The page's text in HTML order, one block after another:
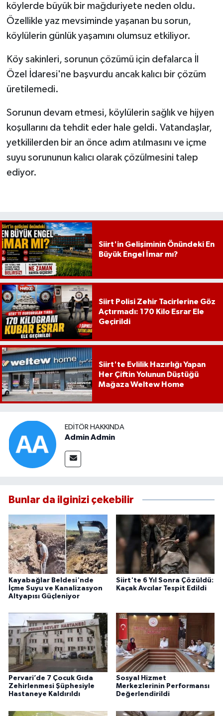
köylerde büyük bir mağduriyete neden oldu.
Özellikle yaz mevsiminde yaşanan bu sorun,
köylülerin günlük yaşamını olumsuz etkiliyor.
Köy sakinleri, sorunun çözümü için defalarca İl
Özel İdaresi'ne başvurdu ancak kalıcı bir çözüm
üretilemedi.
Sorunun devam etmesi, köylülerin sağlık ve hijyen
koşullarını da tehdit eder hale geldi. Vatandaşlar,
yetkililerden bir an önce adım atılmasını ve içme
suyu sorununun kalıcı olarak çözülmesini talep
ediyor.
Siirt'in Gelişiminin Önündeki En
Büyük Engel İmar mı?
Siirt Polisi Zehir Tacirlerine Göz
Açtırmadı: 170 Kilo Esrar Ele
Geçirildi
Siirt'te Evlilik Hazırlığı Yapan
Her Çiftin Yolunun Düştüğü
Mağaza Weltew Home
EDITÖR HAKKINDA
Admin Admin
Bunlar da ilginizi çekebilir
Kayabağlar Beldesi'nde
İçme Suyu ve Kanalizasyon
Altyapısı Güçleniyor
Siirt'te 6 Yıl Sonra Çözüldü:
Kaçak Avcılar Tespit Edildi
Pervari’de 7 Çocuk Gıda
Zehirlenmesi Şüphesiyle
Hastaneye Kaldırıldı
Sosyal Hizmet
Merkezlerinin Performansı
Değerlendirildi